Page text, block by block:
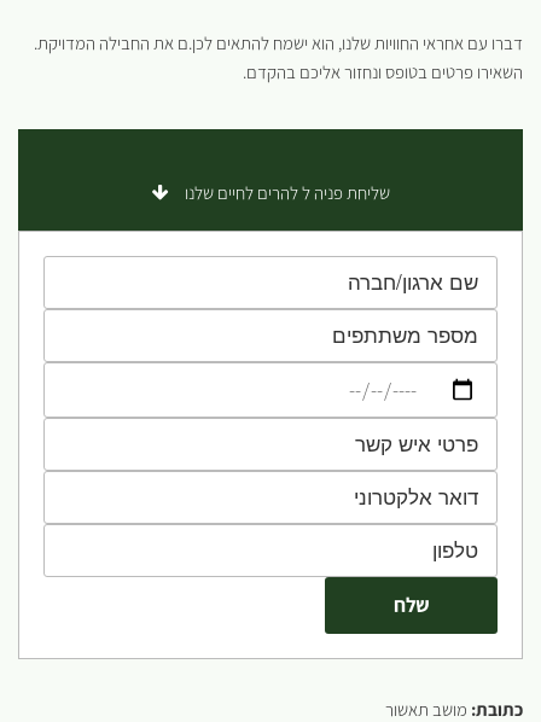
דברו עם אחראי החוויות שלנו, הוא ישמח להתאים לכן.ם את החבילה המדויקת.
השאירו פרטים בטופס ונחזור אליכם בהקדם.
שליחת פניה ל להרים לחיים שלנו
כתובת: מושב תאשור